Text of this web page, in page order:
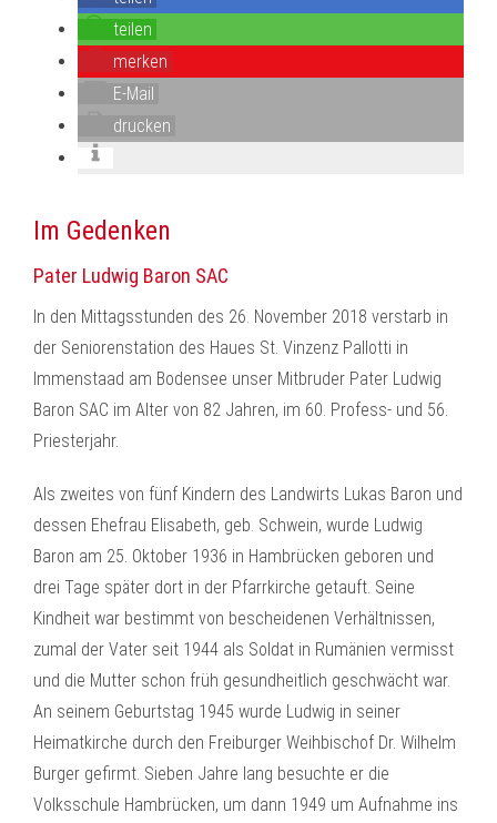
teilen
merken
E-Mail
drucken
Im Gedenken
Pater Ludwig Baron SAC
In den Mittagsstunden des 26. November 2018 verstarb in
der Seniorenstation des Haues St. Vinzenz Pallotti in
Immenstaad am Bodensee unser Mitbruder Pater Ludwig
Baron SAC im Alter von 82 Jahren, im 60. Profess- und 56.
Priesterjahr.
Als zweites von fünf Kindern des Landwirts Lukas Baron und
dessen Ehefrau Elisabeth, geb. Schwein, wurde Ludwig
Baron am 25. Oktober 1936 in Hambrücken geboren und
drei Tage später dort in der Pfarrkirche getauft. Seine
Kindheit war bestimmt von bescheidenen Verhältnissen,
zumal der Vater seit 1944 als Soldat in Rumänien vermisst
und die Mutter schon früh gesundheitlich geschwächt war.
An seinem Geburtstag 1945 wurde Ludwig in seiner
Heimatkirche durch den Freiburger Weihbischof Dr. Wilhelm
Burger gefirmt. Sieben Jahre lang besuchte er die
Volksschule Hambrücken, um dann 1949 um Aufnahme ins